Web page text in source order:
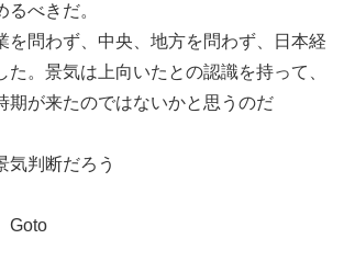
るべきだ。
を問わず、中央、地方を問わず、日本経
た。景気は上向いたとの認識を持って、
期が来たのではないかと思うのだ
気判断だろう
？